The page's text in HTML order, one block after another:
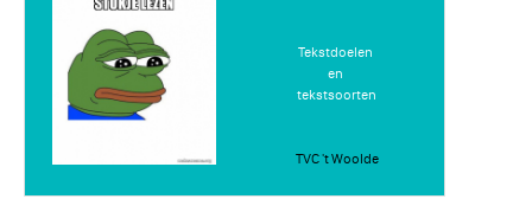
Tekstdoelen
en
tekstsoorten
TVC 't Woolde